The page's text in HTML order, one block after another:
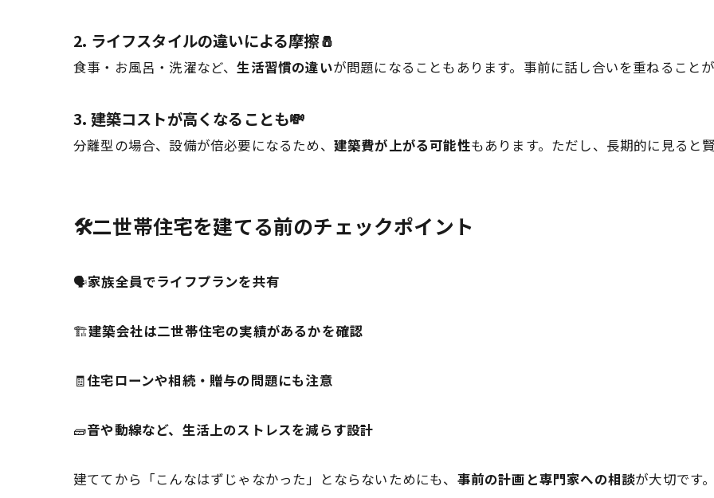
2. ライフスタイルの違いによる摩擦🧂
食事・お風呂・洗濯など、生活習慣の違いが問題になることもあります。事前に話し合いを重ねることが
3. 建築コストが高くなることも💸
分離型の場合、設備が倍必要になるため、 建築費が上がる可能性もあります。ただし、長期的に見ると
🛠️二世帯住宅を建てる前のチェックポイント
🗣️家族全員でライフプランを共有
🏗️建築会社は二世帯住宅の実績があるかを確認
🧾住宅ローンや相続・贈与の問題にも注意
🧱音や動線など、生活上のストレスを減らす設計
建ててから「こんなはずじゃなかった」とならないためにも、 事前の計画と専門家への相談が大切です。